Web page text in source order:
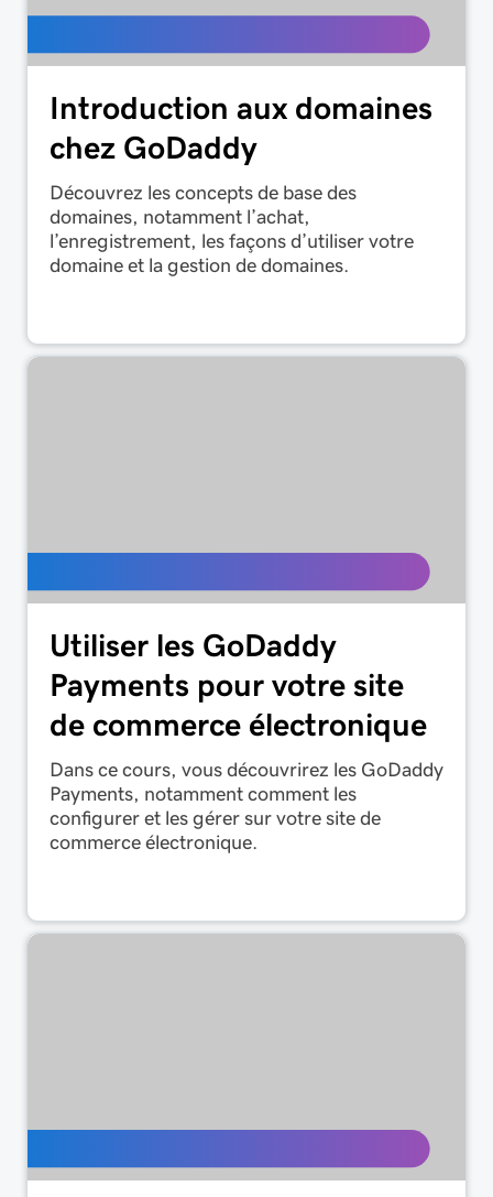
Introduction aux domaines
chez GoDaddy
Découvrez les concepts de base des
domaines, notamment l’achat,
l’enregistrement, les façons d’utiliser votre
domaine et la gestion de domaines.
Utiliser les GoDaddy
Payments pour votre site
de commerce électronique
Dans ce cours, vous découvrirez les GoDaddy
Payments, notamment comment les
configurer et les gérer sur votre site de
commerce électronique.